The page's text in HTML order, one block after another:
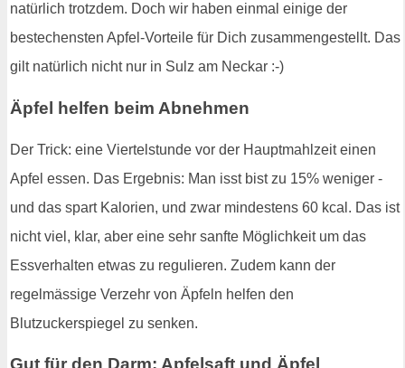
natürlich trotzdem. Doch wir haben einmal einige der
bestechensten Apfel-Vorteile für Dich zusammengestellt. Das
gilt natürlich nicht nur in Sulz am Neckar :-)
Äpfel helfen beim Abnehmen
Der Trick: eine Viertelstunde vor der Hauptmahlzeit einen
Apfel essen. Das Ergebnis: Man isst bist zu 15% weniger -
und das spart Kalorien, und zwar mindestens 60 kcal. Das ist
nicht viel, klar, aber eine sehr sanfte Möglichkeit um das
Essverhalten etwas zu regulieren. Zudem kann der
regelmässige Verzehr von Äpfeln helfen den
Blutzuckerspiegel zu senken.